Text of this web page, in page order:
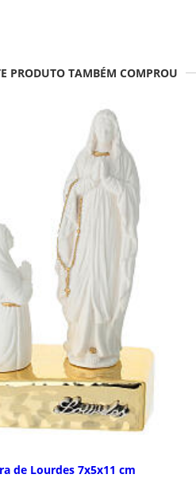
PRODUTO TAMBÉM COMPROU
de Lourdes 7x5x11 cm